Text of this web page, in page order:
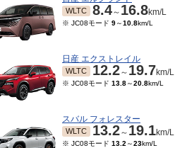
WLTC 8.4～ 16.8km/L
※ JC08モード 9～10.8km/L
日産 エクストレイル
WLTC 12.2～ 19.7km/L
※ JC08モード 13.8～20.8km/L
スバル フォレスター
WLTC 13.2～ 19.1km/L
※ JC08モード 13.2 ～23km/L